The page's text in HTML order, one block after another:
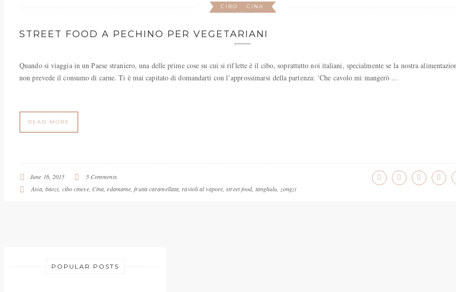
CIBO
,
CINA
STREET FOOD A PECHINO PER VEGETARIANI
Quando si viaggia in un Paese straniero, una delle prime cose su cui si riflette è il cibo, soprattutto noi italiani, specialmente se la nostra
non prevede il consumo di carne. Ti è mai capitato di domandarti con l’approssimarsi della partenza: ‘Che cavolo mi mangerò ...
READ MORE
June 16, 2015
5 Comments
Asia, baozi, cibo cinese, Cina ,edamame ,frutta caramellata ravioli al vapore ,street food, tanghulu zongzi
POPULAR POSTS